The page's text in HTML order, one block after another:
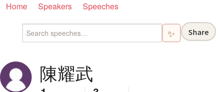
Home Speakers Speeches
✨ Share
陳耀武